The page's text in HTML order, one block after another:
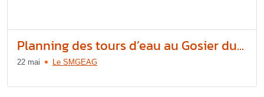
Planning des tours d’eau au Gosier du...
22 mai Le SMGEAG